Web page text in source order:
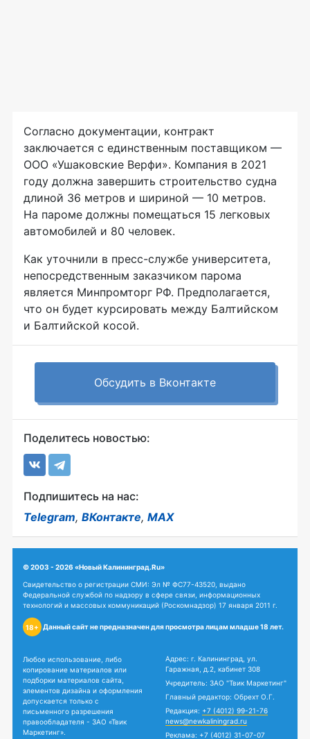
Согласно документации, контракт
заключается с единственным поставщиком —
ООО «Ушаковские Верфи». Компания в 2021
году должна завершить строительство судна
длиной 36 метров и шириной — 10 метров.
На пароме должны помещаться 15 легковых
автомобилей и 80 человек.
Как уточнили в пресс-службе университета,
непосредственным заказчиком парома
является Минпромторг РФ. Предполагается,
что он будет курсировать между Балтийском
и Балтийской косой.
Обсудить в Вконтакте
Поделитесь новостью:
Подпишитесь на нас:
Telegram, ВКонтакте, MAX
© 2003 - 2026 «Новый Калининград.Ru»
Свидетельство о регистрации СМИ: Эл № ФС77-43520, выдано
Федеральной службой по надзору в сфере связи, информационных
технологий и массовых коммуникаций (Роскомнадзор) 17 января 2011 г.
18+ Данный сайт не предназначен для просмотра лицам младше 18 лет.
Любое использование, либо
копирование материалов или
подборки материалов сайта,
элементов дизайна и оформления
допускается только с
письменного разрешения
правообладателя - ЗАО «Твик
Маркетинг».
Адрес: г. Калининград, ул.
Гаражная, д.2, кабинет 308
Учредитель: ЗАО "Твик Маркетинг"
Главный редактор: Обрехт О.Г.
Редакция: +7 (4012) 99-21-76
news@newkaliningrad.ru
Реклама: +7 (4012) 31-07-07